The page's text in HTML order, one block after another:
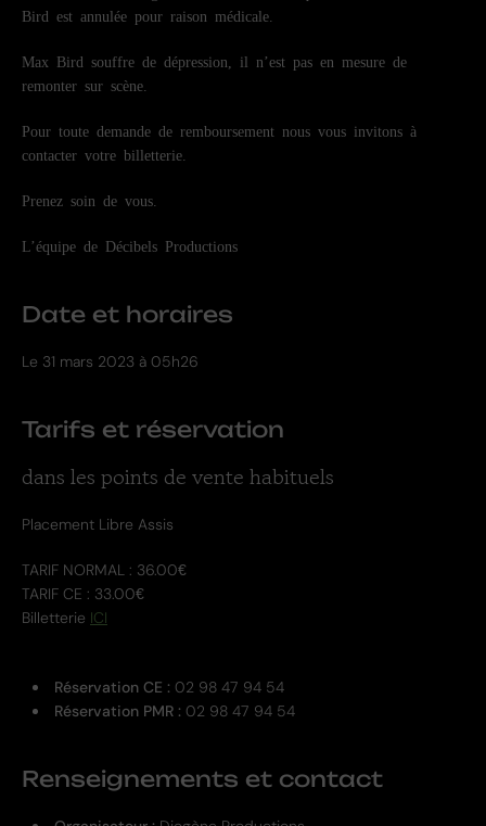
Bird est annulée pour raison médicale.
Max Bird souffre de dépression, il n’est pas en mesure de
remonter sur scène.
Pour toute demande de remboursement nous vous invitons à
contacter votre billetterie.
Prenez soin de vous.
L’équipe de Décibels Productions
Date et horaires
Le 31 mars 2023 à 05h26
Tarifs et réservation
dans les points de vente habituels
Placement Libre Assis
TARIF NORMAL : 36.00€
TARIF CE : 33.00€
Billetterie ICI
Réservation CE : 02 98 47 94 54
Réservation PMR : 02 98 47 94 54
Renseignements et contact